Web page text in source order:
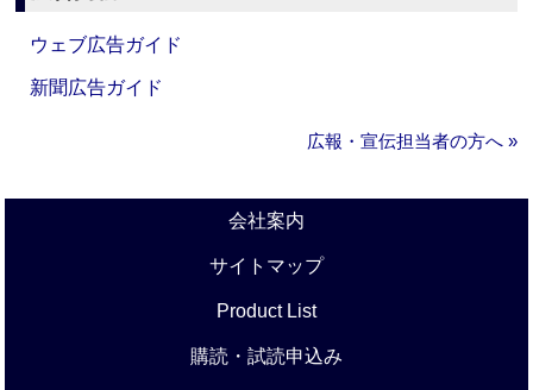
ウェブ広告ガイド
新聞広告ガイド
広報・宣伝担当者の方へ »
会社案内
サイトマップ
Product List
購読・試読申込み